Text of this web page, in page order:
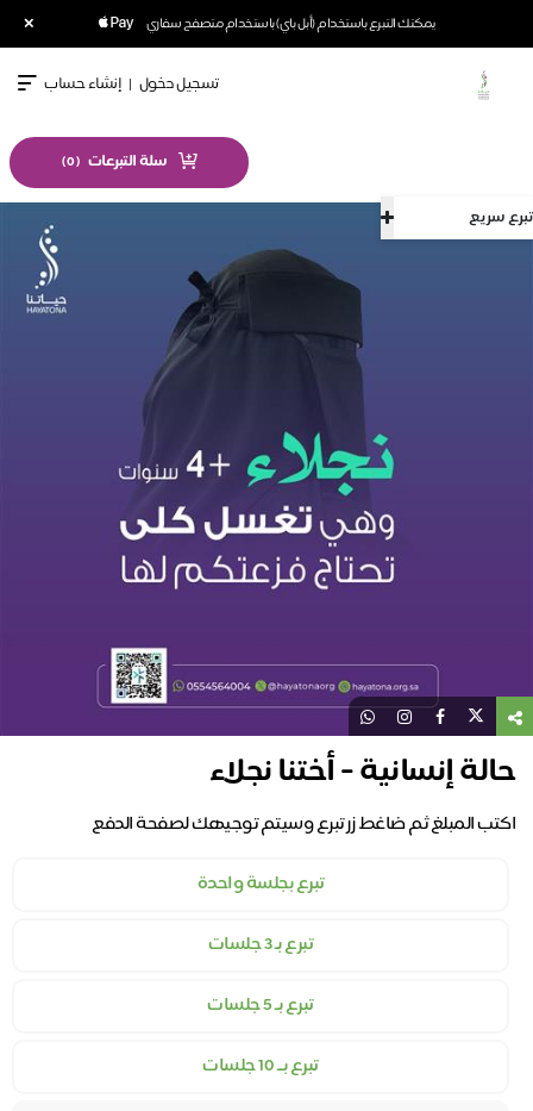
يمكنك التبرع باستخدام (أبل باي) باستخدام متصفح سفاري ×
تبرع سريع
تسجيل دخول | إنشاء حساب
سلة التبرعات (
0
)
حالة إنسانية - أختنا نجلاء
اكتب المبلغ ثم ضاغط زر تبرع وسيتم توجيهك لصفحة الدفع
تبرع بجلسة واحدة
تبرع بـ 3 جلسات
تبرع بـ 5 جلسات
تبرع بــ 10 جلسات